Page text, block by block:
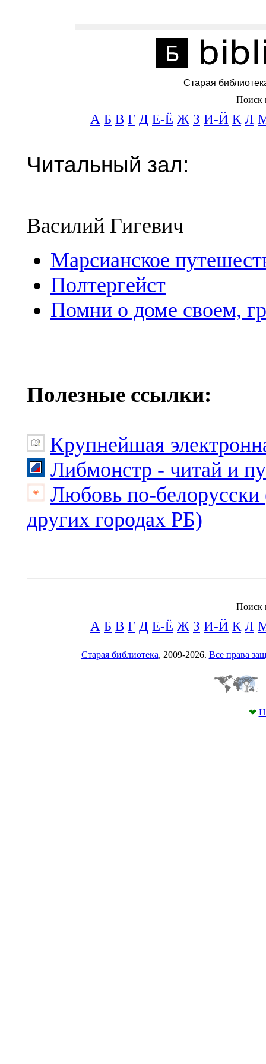
Старая
Поиск
А Б В Г Д Е-Ё Ж З И-Й К Л
Читальный зал:
Василий Гигевич
Марсианское
Полтергейст
Помни о доме своем,
Полезные ссылки:
Крупнейшая
Либмонстр - читай и
Любовь по-белорусски
других городах РБ)
Поиск
А Б В Г Д Е-Ё Ж З И-Й К Л
Старая библиотека, 2009-2026. Все права
❤